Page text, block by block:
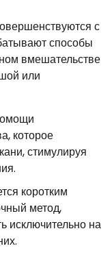
с
способы
вмешательстве
или
которое
стимулируя
коротким
метод,
исключительно на